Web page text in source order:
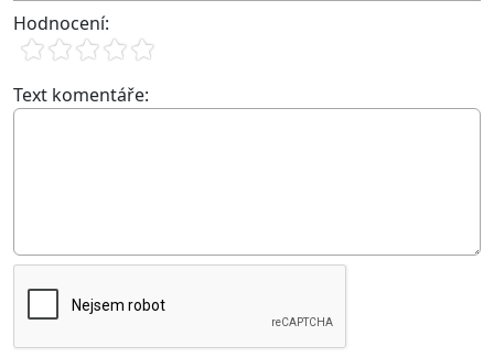
Hodnocení:
Text komentáře: